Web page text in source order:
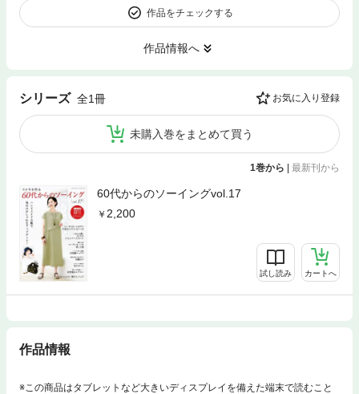
作品をチェックする
作品情報へ
シリーズ 全1冊 お気に入り登録
未購入巻をまとめて買う
1巻から | 最新刊から
60代からのソーイングvol.17
2,200
試し読み カートへ
作品情報
※この商品はタブレットなど大きいディスプレイを備えた端末で読むこと